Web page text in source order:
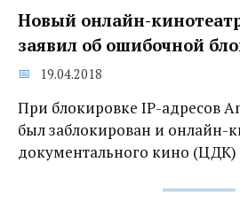
Новый онлайн-
заявил об ошибочной
19.04.2018
При блокировке IP-адресов
был заблокирован и онлайн-
документального кино